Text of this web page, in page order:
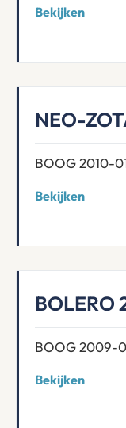
Bekijken
NEO-
BOOG 2010-
Bekijken
BOLERO
BOOG 2009-
Bekijken